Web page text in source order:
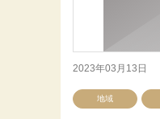
2023年03月13日
地域